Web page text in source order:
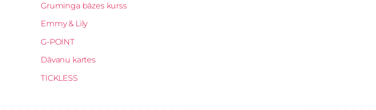
Gruminga bāzes kurss
Emmy & Lily
G-POINT
Dāvanu kartes
TICKLESS